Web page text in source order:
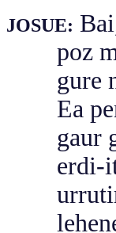
JOSUE:
poz
gure
Ea
gaur
erdi-